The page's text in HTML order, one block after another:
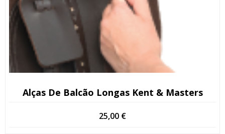
Alças De Balcão Longas Kent & Masters
25,00 €